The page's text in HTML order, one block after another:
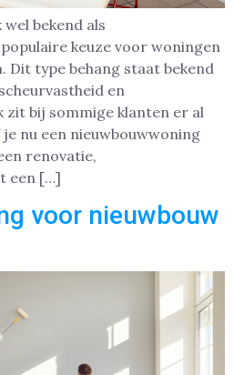
bekend als
keuze voor woningen
Dit type behang staat bekend
en
zit bij sommige klanten er al
nu een nieuwbouwwoning
renovatie,
een […]
voor nieuwbouw